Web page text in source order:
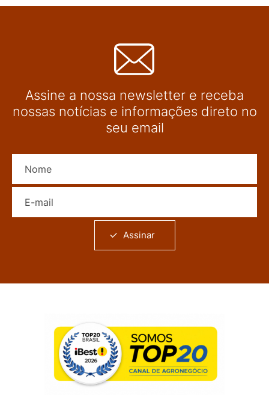
Assine a nossa newsletter e receba
nossas notícias e informações direto no
seu email
Assinar